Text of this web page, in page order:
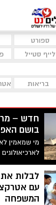
ספורט
לייף סטייל
בריאות
חדש –
בושם
מי שמאמין
הבושם
יחד תפתרו
גם על הקללה
בושם אישי
לבלות
עם
המשפחה